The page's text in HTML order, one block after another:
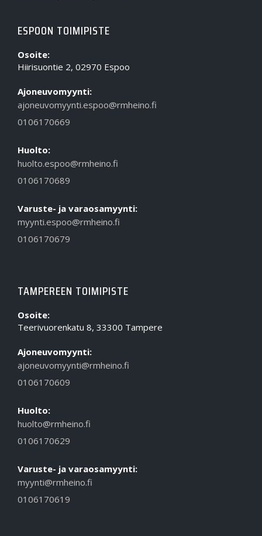
ESPOON TOIMIPISTE
Osoite:
Hiirisuontie 2, 02970 Espoo
Ajoneuvomyynti:
ajoneuvomyynti.espoo@rmheino.fi
0106170669
Huolto:
huolto.espoo@rmheino.fi
0106170689
Varuste- ja varaosamyynti:
myynti.espoo@rmheino.fi
0106170679
TAMPEREEN TOIMIPISTE
Osoite:
Teerivuorenkatu 8, 33300 Tampere
Ajoneuvomyynti:
ajoneuvomyynti@rmheino.fi
0106170609
Huolto:
huolto@rmheino.fi
0106170629
Varuste- ja varaosamyynti:
myynti@rmheino.fi
0106170619